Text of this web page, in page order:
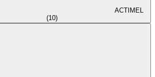
ACTIMEL
(10)